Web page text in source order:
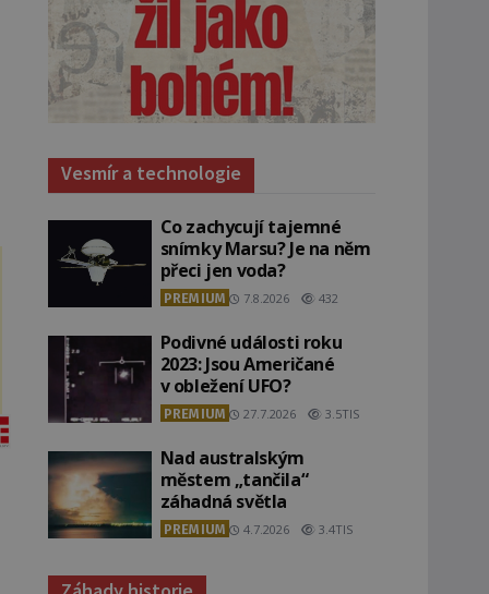
Vesmír a technologie
Co zachycují tajemné
snímky Marsu? Je na něm
přeci jen voda?
PREMIUM 7.8.2026 432
Podivné události roku
2023: Jsou Američané
v obležení UFO?
PREMIUM 27.7.2026 3.5TIS
Nad australským
městem „tančila“
záhadná světla
PREMIUM 4.7.2026 3.4TIS